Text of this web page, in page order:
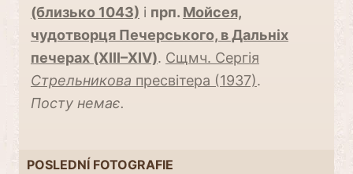
(близько 1043) і прп. Мойсея,
чудотворця Печерського, в Дальніх
печерах (XIII–XIV). Сщмч. Сергія
Стрельникова пресвітера (1937).
Посту немає.
POSLEDNÍ FOTOGRAFIE